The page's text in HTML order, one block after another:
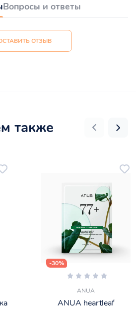
Вопросы и ответы
ОТЗЫВ
также
-30%
ANUA
ANUA heartleaf